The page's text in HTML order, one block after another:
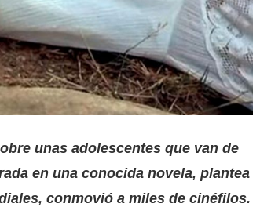
unas adolescentes que van de
en una conocida novela, plantea
conmovió a miles de cinéfilos.